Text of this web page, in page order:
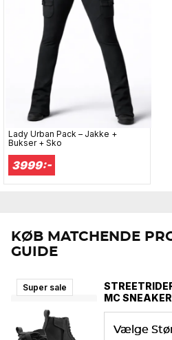
Lady Urban Pack – Jakke +
Bukser + Sko
3999:-
KØB MATCHENDE
GUIDE
Super sale
MC
Vælge